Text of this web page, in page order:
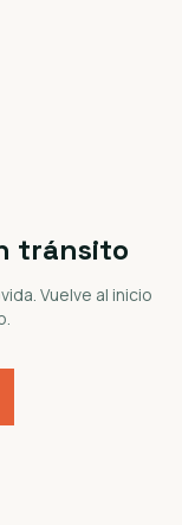
tránsito
Vuelve al inicio